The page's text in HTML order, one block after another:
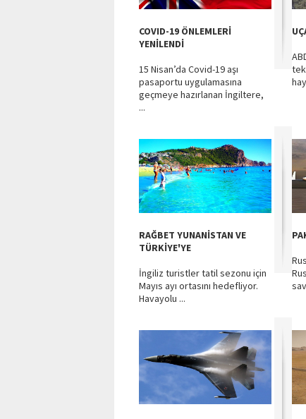
COVID-19 ÖNLEMLERİ
YENİLENDİ
15 Nisan’da Covid-19 aşı
pasaportu uygulamasına
geçmeye hazırlanan İngiltere,
...
RAĞBET YUNANİSTAN VE
TÜRKİYE'YE
İngiliz turistler tatil sezonu için
Mayıs ayı ortasını hedefliyor.
Havayolu ...